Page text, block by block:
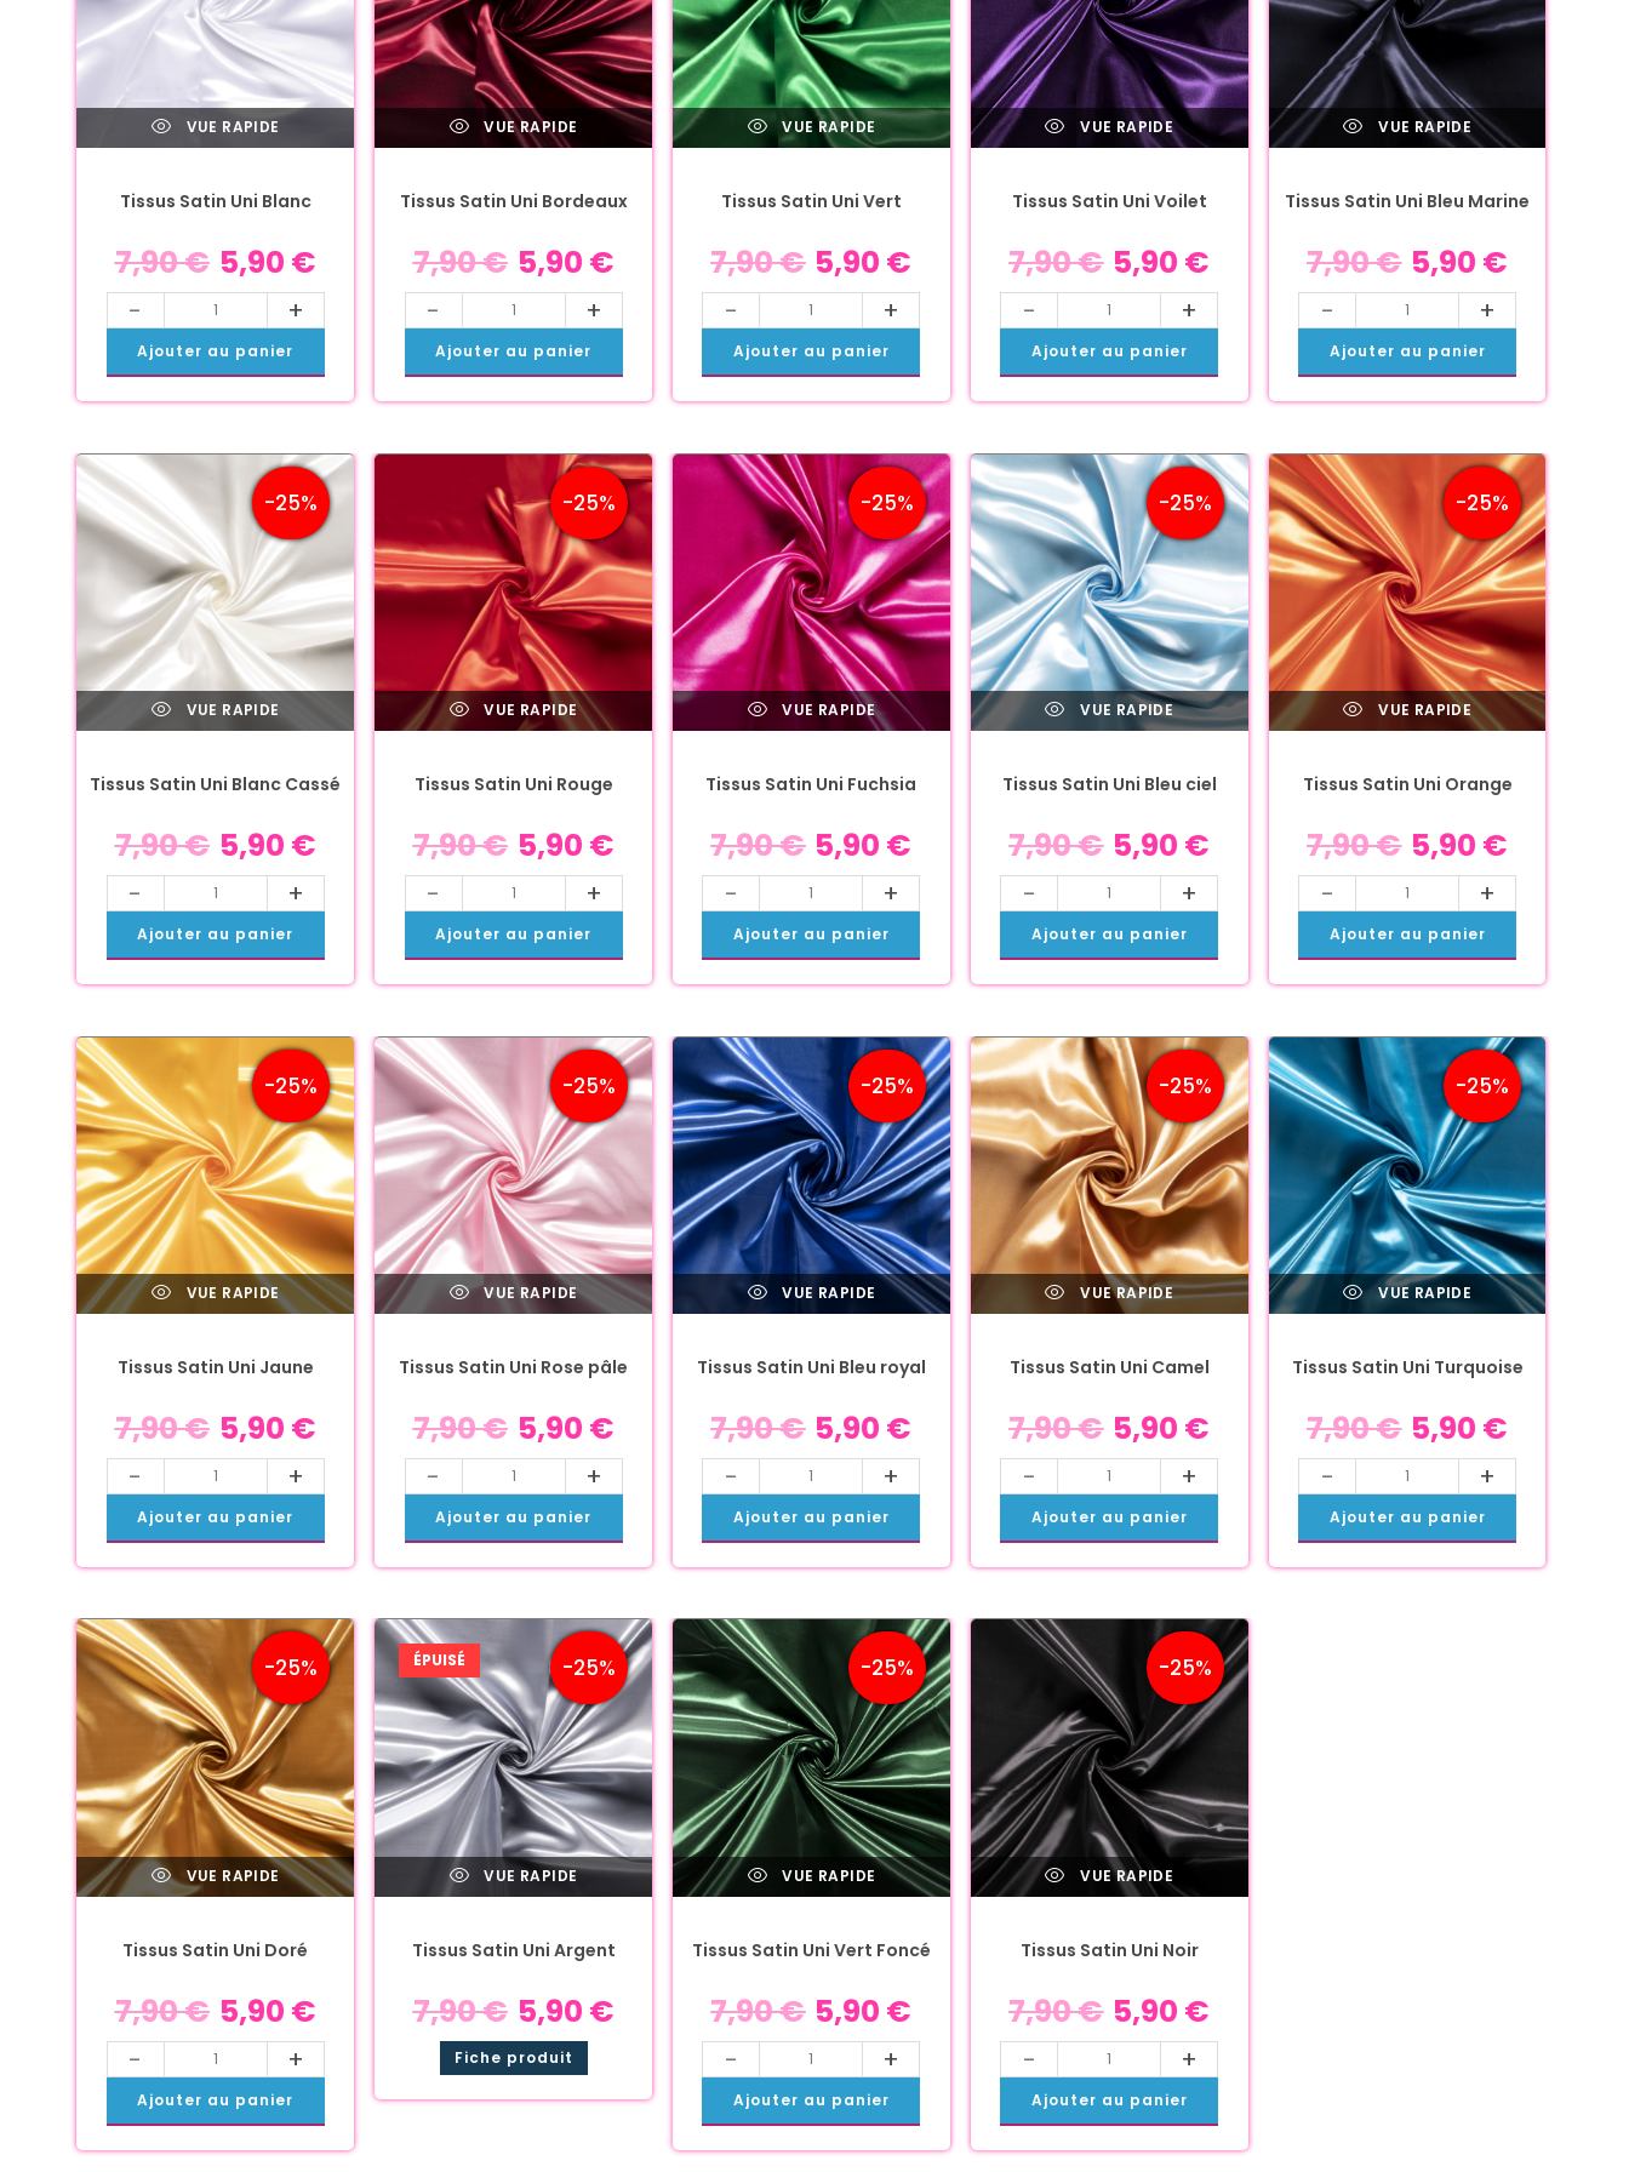
VUE RAPIDE
Tissus Satin Uni Blanc
7,90€ 5,90 €
- +
Ajouter au panier
VUE RAPIDE
Tissus Satin Uni Bordeaux
7,90€ 5,90 €
- +
Ajouter au panier
VUE RAPIDE
Tissus Satin Uni Vert
7,90€ 5,90 €
- +
Ajouter au panier
VUE RAPIDE
Tissus Satin Uni Voilet
7,90€ 5,90 €
- +
Ajouter au panier
VUE RAPIDE
Tissus Satin Uni Bleu Marine
7,90€ 5,90 €
- +
Ajouter au panier
-25%
VUE RAPIDE
Tissus Satin Uni Blanc Cassé
7,90€ 5,90 €
- +
Ajouter au panier
-25%
VUE RAPIDE
Tissus Satin Uni Rouge
7,90€ 5,90 €
- +
Ajouter au panier
-25%
VUE RAPIDE
Tissus Satin Uni Fuchsia
7,90€ 5,90 €
- +
Ajouter au panier
-25%
VUE RAPIDE
Tissus Satin Uni Bleu ciel
7,90€ 5,90 €
- +
Ajouter au panier
-25%
VUE RAPIDE
Tissus Satin Uni Orange
7,90€ 5,90 €
- +
Ajouter au panier
-25%
VUE RAPIDE
Tissus Satin Uni Jaune
7,90€ 5,90 €
- +
Ajouter au panier
-25%
VUE RAPIDE
Tissus Satin Uni Rose pâle
7,90€ 5,90 €
- +
Ajouter au panier
-25%
VUE RAPIDE
Tissus Satin Uni Bleu royal
7,90€ 5,90 €
- +
Ajouter au panier
-25%
VUE RAPIDE
Tissus Satin Uni Camel
7,90€ 5,90 €
- +
Ajouter au panier
-25%
VUE RAPIDE
Tissus Satin Uni Turquoise
7,90€ 5,90 €
- +
Ajouter au panier
-25%
VUE RAPIDE
Tissus Satin Uni Doré
7,90€ 5,90 €
- +
Ajouter au panier
-25%
ÉPUISÉ
VUE RAPIDE
Tissus Satin Uni Argent
7,90€ 5,90 €
Fiche produit
-25%
VUE RAPIDE
Tissus Satin Uni Vert Foncé
7,90€ 5,90 €
- +
Ajouter au panier
-25%
VUE RAPIDE
Tissus Satin Uni Noir
7,90€ 5,90 €
- +
Ajouter au panier